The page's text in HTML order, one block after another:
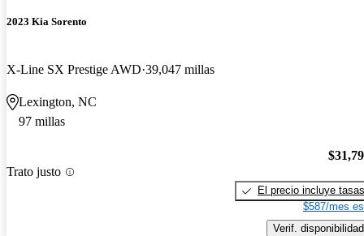
2023 Kia Sorento
X-Line SX Prestige AWD 39,047 millas
Lexington, NC
97 millas
Trato justo
El precio incluye tasas
$587/mes
Verif. disponibilidad